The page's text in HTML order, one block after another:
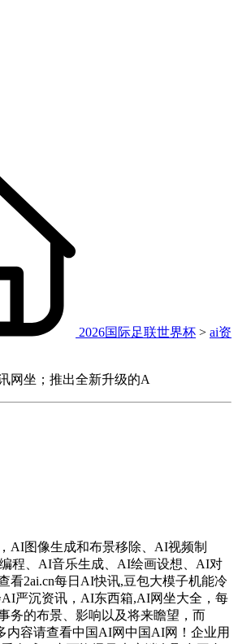
2026国际足联世界杯 > ai资
网坐；推出全新升级的A
图像生成和布景移除、AI视频制
程、AI音乐生成、AI绘画设想、AI对
看2ai.cn每日AI快讯,豆包大模子机能冷
严沉资讯，AI东西箱,AI网坐大全，每
务的布景、影响以及将来瞻望，而
内容请查看中国AI网中国AI网！企业用